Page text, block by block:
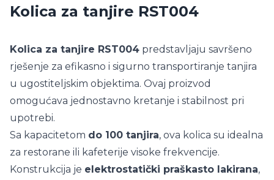
Kolica za tanjire RST004
Kolica za tanjire RST004 predstavljaju savršeno
rješenje za efikasno i sigurno transportiranje tanjira
u ugostiteljskim objektima. Ovaj proizvod
omogućava jednostavno kretanje i stabilnost pri
upotrebi.
Sa kapacitetom do 100 tanjira, ova kolica su idealna
za restorane ili kafeterije visoke frekvencije.
Konstrukcija je elektrostatički praškasto lakirana,